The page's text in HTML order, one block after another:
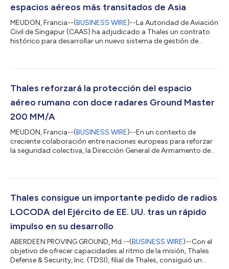
espacios aéreos más transitados de Asia
MEUDON, Francia--(BUSINESS WIRE)--La Autoridad de Aviación
Civil de Singapur (CAAS) ha adjudicado a Thales un contrato
histórico para desarrollar un nuevo sistema de gestión de
hacia un ecosistema de aviación más eficiente, seguro y
LORADS III con la solución TopSky – ATC One de Thales. El
proyecto también abarca la transferen...
Thales reforzará la protección del espacio
aéreo rumano con doce radares Ground Master
200 MM/A
MEUDON, Francia--(BUSINESS WIRE)--En un contexto de
creciente colaboración entre naciones europeas para reforzar
la seguridad colectiva, la Dirección General de Armamento de
doce radares Thales Ground Master 200 Multi-Mission All-in-
financiado por el programa SAFE de la Unión Europea, subraya
el alto nivel de colaboración e...
Thales consigue un importante pedido de radios
LOCODA del Ejército de EE. UU. tras un rápido
impulso en su desarrollo
ABERDEEN PROVING GROUND, Md.--(BUSINESS WIRE)--Con el
objetivo de ofrecer capacidades al ritmo de la misión, Thales
Defense & Security, Inc. (TDSI), filial de Thales, consiguió un